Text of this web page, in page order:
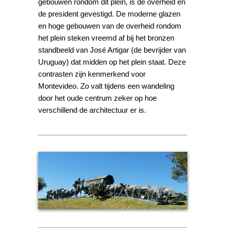
de president gevestigd. De moderne glazen
en hoge gebouwen van de overheid rondom
het plein steken vreemd af bij het bronzen
standbeeld van José Artigar (de bevrijder van
Uruguay) dat midden op het plein staat. Deze
contrasten zijn kenmerkend voor
Montevideo. Zo valt tijdens een wandeling
door het oude centrum zeker op hoe
verschillend de architectuur er is.